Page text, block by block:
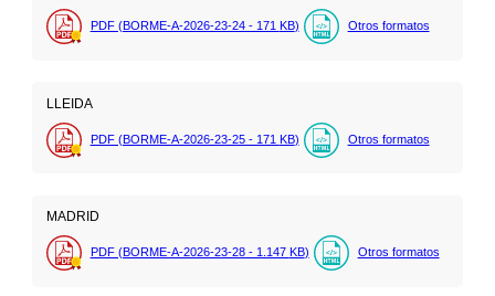
PDF (BORME-A-2026-23-24 - 171 KB) Otros formatos
LLEIDA
PDF (BORME-A-2026-23-25 - 171 KB) Otros formatos
MADRID
PDF (BORME-A-2026-23-28 - 1.147 KB) Otros formatos